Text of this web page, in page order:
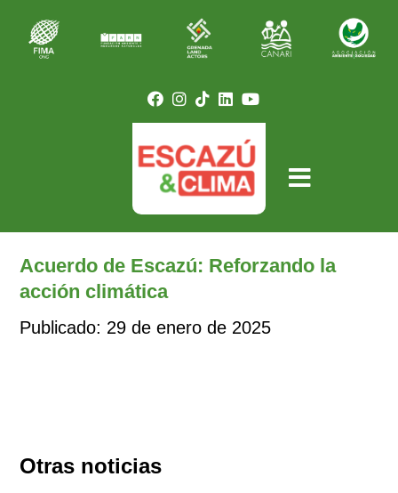
Acuerdo de Escazú: Reforzando la
acción climática
Publicado: 29 de enero de 2025
Otras noticias